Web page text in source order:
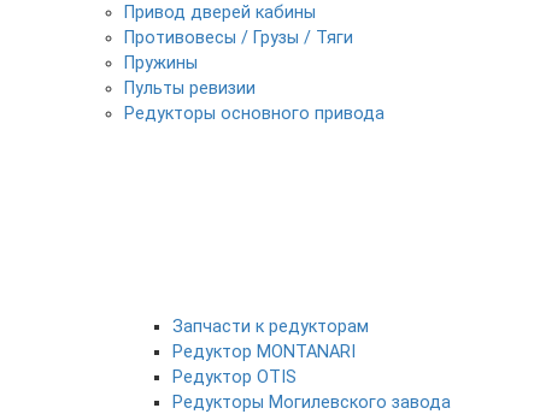
Привод дверей кабины
Противовесы / Грузы / Тяги
Пружины
Пульты ревизии
Редукторы основного привода
Запчасти к редукторам
Редуктор MONTANARI
Редуктор OTIS
Редукторы Могилевского завода